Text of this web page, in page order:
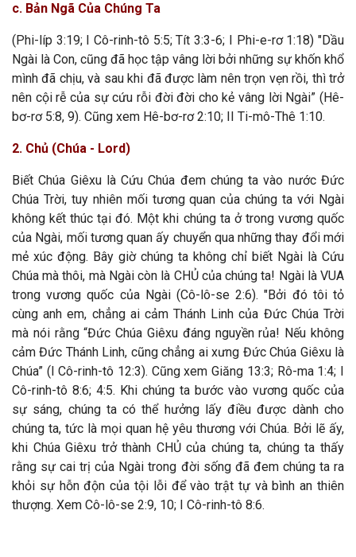
c. Bản Ngã Của Chúng Ta
(Phi-líp 3:19; I Cô-rinh-tô 5:5; Tít 3:3-6; I Phi-e-rơ 1:18) "Dầu
Ngài là Con, cũng đã học tập vâng lời bởi những sự khốn khổ
mình đã chịu, và sau khi đã được làm nên trọn vẹn rồi, thì trở
nên cội rễ của sự cứu rỗi đời đời cho kẻ vâng lời Ngài” (Hê-
bơ-rơ 5:8, 9). Cũng xem Hê-bơ-rơ 2:10; II Ti-mô-Thê 1:10.
2. Chủ (Chúa - Lord)
Biết Chúa Giêxu là Cứu Chúa đem chúng ta vào nước Đức
Chúa Trời, tuy nhiên mối tương quan của chúng ta với Ngài
không kết thúc tại đó. Một khi chúng ta ở trong vương quốc
của Ngài, mối tương quan ấy chuyển qua những thay đổi mới
mẻ xúc động. Bây giờ chúng ta không chỉ biết Ngài là Cứu
Chúa mà thôi, mà Ngài còn là CHỦ của chúng ta! Ngài là VUA
trong vương quốc của Ngài (Cô-lô-se 2:6). "Bởi đó tôi tỏ
cùng anh em, chẳng ai cảm Thánh Linh của Đức Chúa Trời
mà nói rằng “Đức Chúa Giêxu đáng nguyền rủa! Nếu không
cảm Đức Thánh Linh, cũng chẳng ai xưng Đức Chúa Giêxu là
Chúa” (I Cô-rinh-tô 12:3). Cũng xem Giăng 13:3; Rô-ma 1:4; I
Cô-rinh-tô 8:6; 4:5. Khi chúng ta bước vào vương quốc của
sự sáng, chúng ta có thể hưởng lấy điều được dành cho
chúng ta, tức là mọi quan hệ yêu thương với Chúa. Bởi lẽ ấy,
khi Chúa Giêxu trở thành CHỦ của chúng ta, chúng ta thấy
rằng sự cai trị của Ngài trong đời sống đã đem chúng ta ra
khỏi sự hỗn độn của tội lỗi để vào trật tự và bình an thiên
thượng. Xem Cô-lô-se 2:9, 10; I Cô-rinh-tô 8:6.